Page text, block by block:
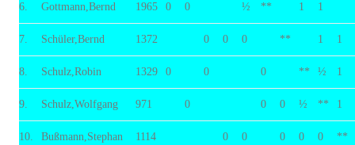
6. Gottmann,Bernd 1965 0 0 ½ ** 1 1
7. Schüler,Bernd 1372 0 0 0 ** 1 1
8. Schulz,Robin 1329 0 0 0 ** ½ 1
9. Schulz,Wolfgang 971 0 0 0 ½ ** 1
10. Bußmann,Stephan 1114 0 0 0 0 0 **